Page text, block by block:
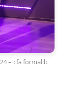
– cfa formalib